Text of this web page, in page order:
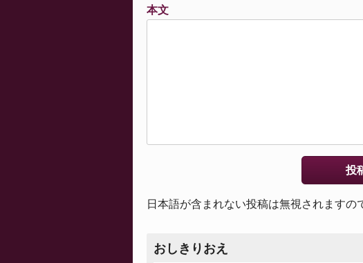
本文
日本語が含まれない投稿は無視されますの
おしきりおえ